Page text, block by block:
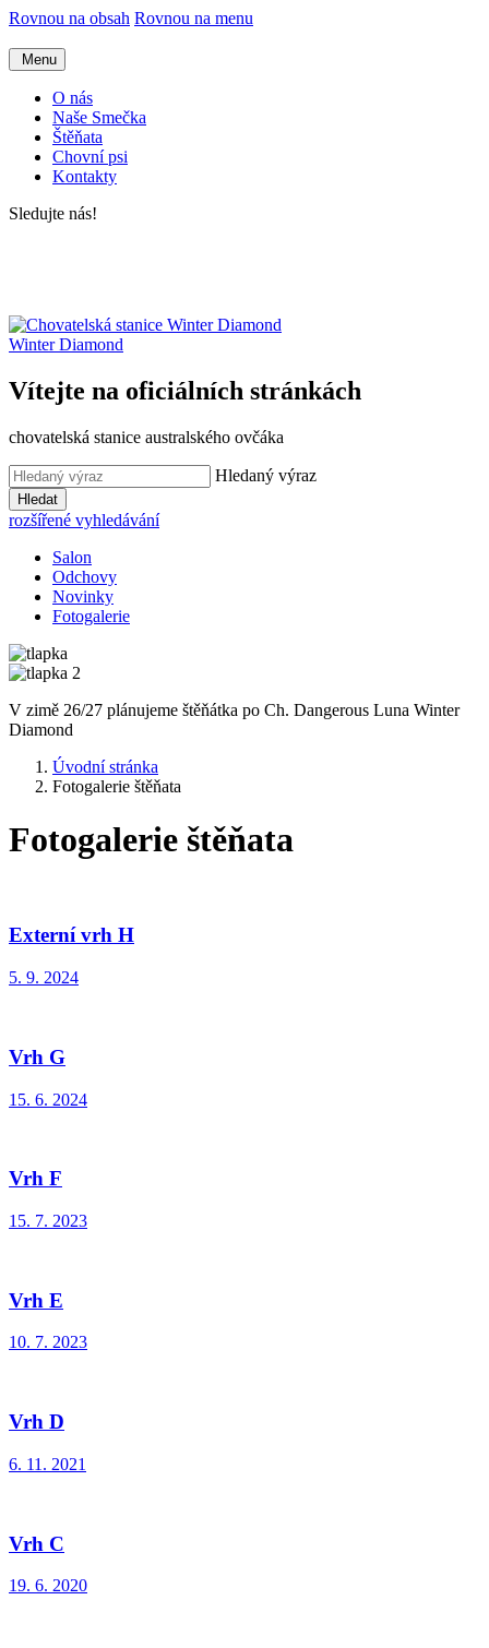
Rovnou na obsah Rovnou na menu
Menu
O nás
Naše Smečka
Štěňata
Chovní psi
Kontakty
Sledujte nás!
Winter Diamond
Vítejte na oficiálních stránkách
chovatelská stanice australského ovčáka
Hledaný výraz
Hledat
rozšířené vyhledávání
Salon
Odchovy
Novinky
Fotogalerie
V zimě 26/27 plánujeme štěňátka po Ch. Dangerous Luna Winter
Diamond
Úvodní stránka
Fotogalerie štěňata
Fotogalerie štěňata
Externí vrh H
5. 9. 2024
Vrh G
15. 6. 2024
Vrh F
15. 7. 2023
Vrh E
10. 7. 2023
Vrh D
6. 11. 2021
Vrh C
19. 6. 2020